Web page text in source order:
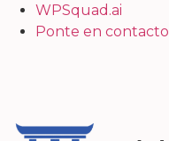
WPSquad.ai
Ponte en contacto